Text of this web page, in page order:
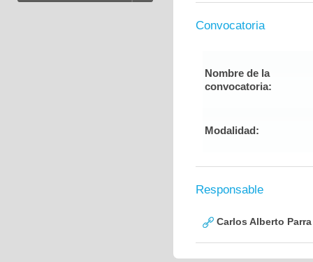
Convocatoria
Nombre de la
convocatoria:
Modalidad:
Responsable
Carlos Alberto